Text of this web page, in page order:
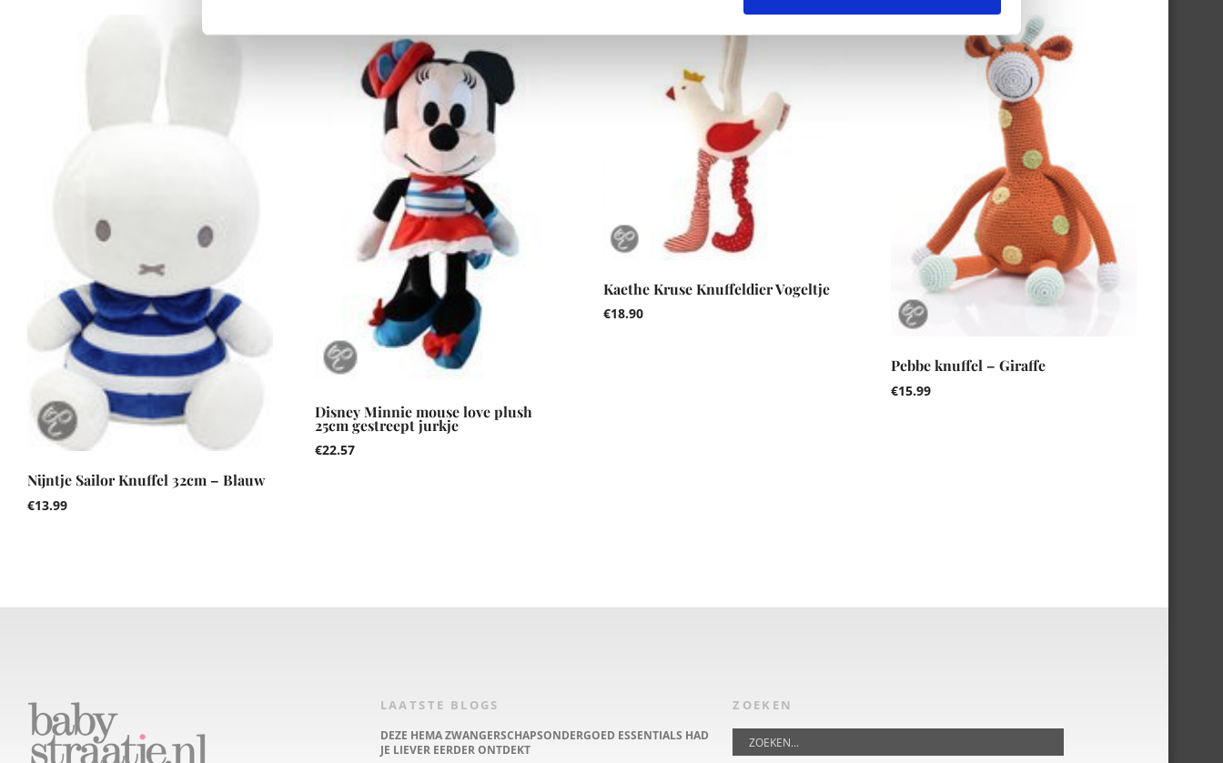
Nijntje Sailor Knuffel 32cm – Blauw
€13.99
Disney Minnie mouse love plush
25cm gestreept jurkje
€22.57
Kaethe Kruse Knuffeldier Vogeltje
€18.90
Pebbe knuffel – Giraffe
€15.99
LAATSTE BLOGS
DEZE HEMA ZWANGERSCHAPSONDERGOED ESSENTIALS HAD
JE LIEVER EERDER ONTDEKT
ZOEKEN